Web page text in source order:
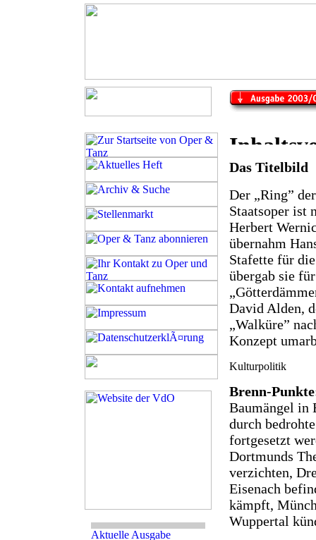
Das Titelbild
Der „Ring”
Staatsoper ist
Herbert
übernahm
Stafette für
übergab sie
David Alden,
„Walküre”
Konzept
Brenn-
Baumängel in
durch
fortgesetzt
Dortmunds
verzichten,
Eisenach
kämpft,
Wuppertal